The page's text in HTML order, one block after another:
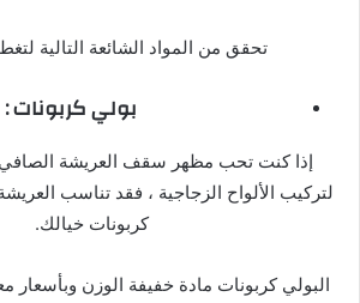
تحقق من المواد الشائعة التالية
بولي كربونات :
إذا كنت تحب مظهر سقف العريشة الصافي
لتركيب الألواح الزجاجية ، فقد تناسب
كربونات خيالك.
البولي كربونات مادة خفيفة الوزن وبأسعار